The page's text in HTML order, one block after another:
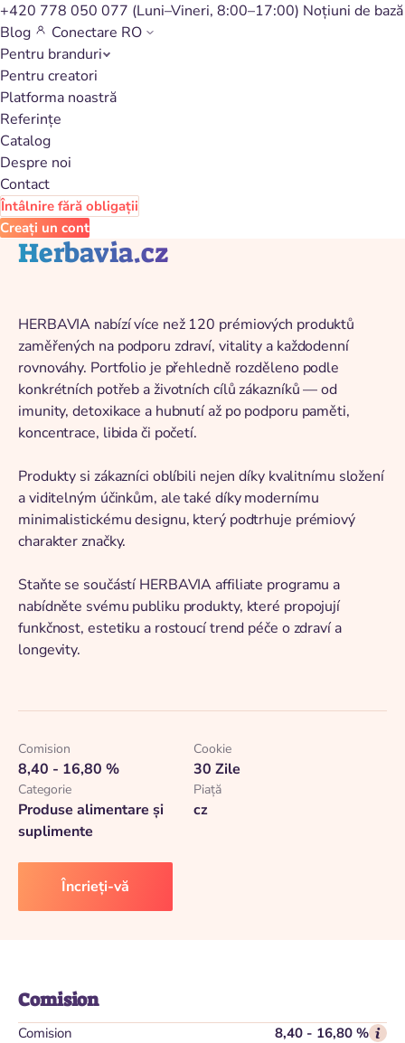
+420 778 050 077 (Luni–Vineri, 8:00–17:00) Noțiuni de bază
Blog
Conectare RO
Pentru branduri
Pentru creatori
Platforma noastră
Referințe
Catalog
Despre noi
Contact
Întâlnire fără obligații
Creați un cont
Înapoi la catalog
Herbavia.cz
HERBAVIA nabízí více než 120 prémiových produktů
zaměřených na podporu zdraví, vitality a každodenní
rovnováhy. Portfolio je přehledně rozděleno podle
konkrétních potřeb a životních cílů zákazníků — od
imunity, detoxikace a hubnutí až po podporu paměti,
koncentrace, libida či početí.
Produkty si zákazníci oblíbili nejen díky kvalitnímu složení
a viditelným účinkům, ale také díky modernímu
minimalistickému designu, který podtrhuje prémiový
charakter značky.
Staňte se součástí HERBAVIA affiliate programu a
nabídněte svému publiku produkty, které propojují
funkčnost, estetiku a rostoucí trend péče o zdraví a
longevity.
Comision
8,40 - 16,80 %
Cookie
30 Zile
Categorie
Produse alimentare și
suplimente
Piaţă
cz
Încrieți-vă
Comision
Comision 8,40 - 16,80 %